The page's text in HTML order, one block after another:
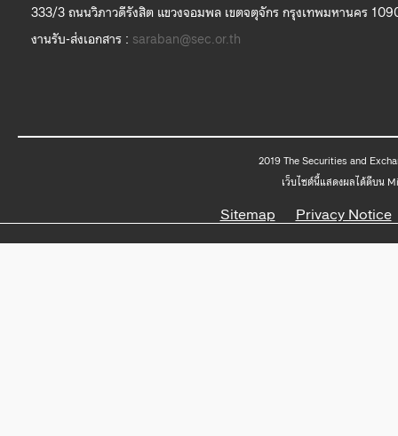
333/3 ถนนวิภาวดีรังสิต แขวงจอมพล เขตจตุจักร กรุงเทพมหานคร
งานรับ-ส่งเอกสาร : saraban@sec.or.th
2019
เว็บไซต์นี้แสดงผลได้ดีบน
Sitemap Privacy Notice